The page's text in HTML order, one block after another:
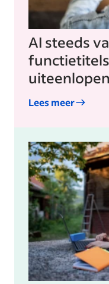
AI steeds
Lees meer